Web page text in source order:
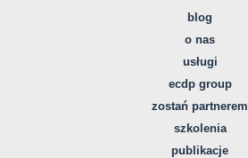
blog
o nas
usługi
ecdp group
zostań partnerem
szkolenia
publikacje